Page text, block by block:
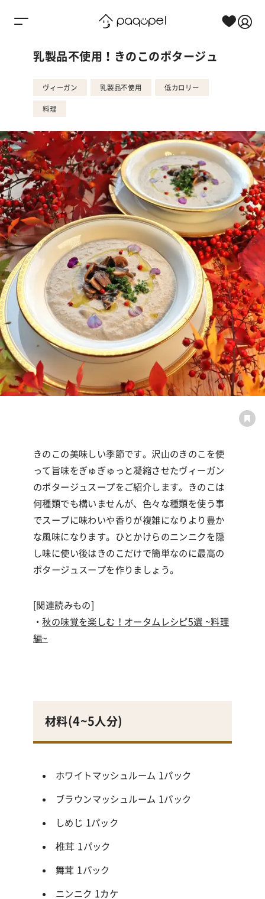
乳製品不使用！きのこのポタージュ
ヴィーガン 乳製品不使用 低カロリー
料理
きのこの美味しい季節です。沢山のきのこを使
って旨味をぎゅぎゅっと凝縮させたヴィーガン
のポタージュスープをご紹介します。きのこは
何種類でも構いませんが、色々な種類を使う事
でスープに味わいや香りが複雑になりより豊か
な風味になります。ひとかけらのニンニクを隠
し味に使い後はきのこだけで簡単なのに最高の
ポタージュスープを作りましょう。
[関連読みもの]
・秋の味覚を楽しむ！オータムレシピ5選 ~料理
編~
材料(4~5人分)
ホワイトマッシュルーム 1パック
ブラウンマッシュルーム 1パック
しめじ 1パック
椎茸 1パック
舞茸 1パック
ニンニク 1カケ